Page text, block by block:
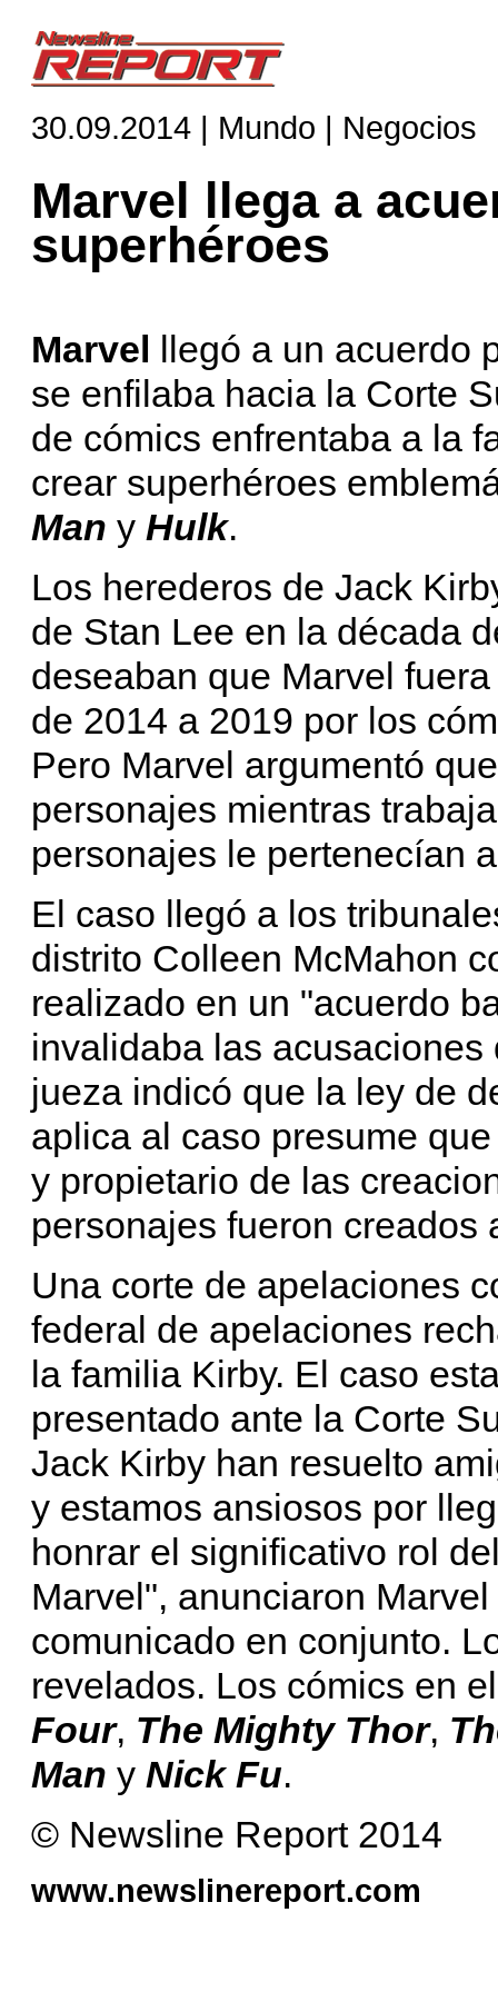
30.09.2014 | Mundo | Negocios
Marvel llega a
superhéroes
Marvel llegó a un acuerdo
se enfilaba hacia la Corte
de cómics enfrentaba a la
crear superhéroes
Man y Hulk.
Los herederos de Jack
de Stan Lee en la década
deseaban que Marvel
de 2014 a 2019 por los
Pero Marvel argumentó
personajes mientras
personajes le pertenecían
El caso llegó a los
distrito Colleen McMahon
realizado en un "acuerdo
invalidaba las
jueza indicó que la ley de
aplica al caso presume
y propietario de las
personajes fueron
Una corte de apelaciones
federal de apelaciones
la familia Kirby. El caso
presentado ante la Corte
Jack Kirby han resuelto
y estamos ansiosos por
honrar el significativo rol
Marvel", anunciaron
comunicado en conjunto.
revelados. Los cómics en
Four, The Mighty Thor,
Man y Nick Fu.
© Newsline Report 2014
www.newslinereport.com